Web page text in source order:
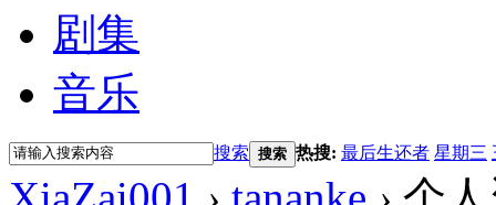
剧集
音乐
搜索 搜索 热搜: 最后生还者 星期三